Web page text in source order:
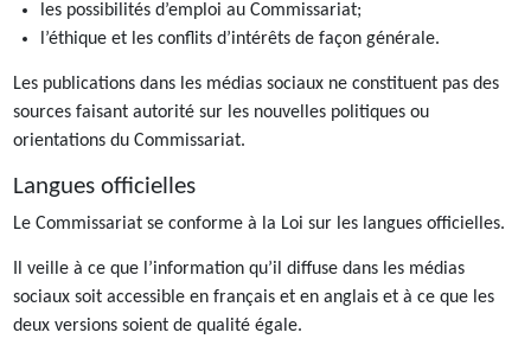
les possibilités d’emploi au Commissariat;
l’éthique et les conflits d’intérêts de façon générale.
Les publications dans les médias sociaux ne constituent pas des
sources faisant autorité sur les nouvelles politiques ou
orientations du Commissariat.
Langues officielles
Le Commissariat se conforme à la Loi sur les langues officielles.
Il veille à ce que l’information qu’il diffuse dans les médias
sociaux soit accessible en français et en anglais et à ce que les
deux versions soient de qualité égale.